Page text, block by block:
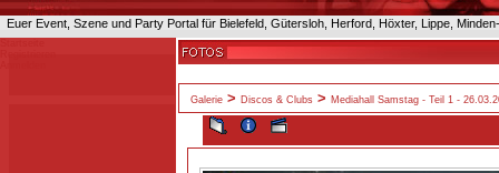
Euer Event, Szene und Party Portal für Bielefeld, Gütersloh, Herford, Höxter, Lippe,
Galerie > Discos & Clubs > Mediahall Samstag - Teil 1 -